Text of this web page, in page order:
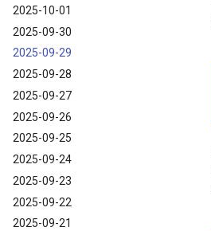
2025-10-01
2025-09-30
2025-09-29
2025-09-28
2025-09-27
2025-09-26
2025-09-25
2025-09-24
2025-09-23
2025-09-22
2025-09-21